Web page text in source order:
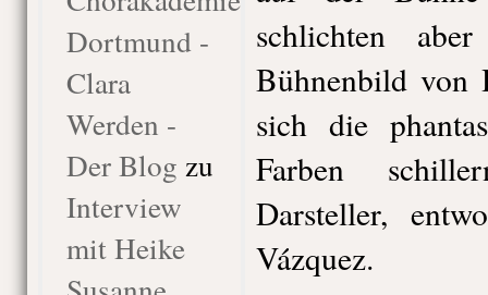
Dortmund -
Clara
Werden -
Der Blog zu
Interview
mit Heike
schlichten
Bühnenbild von
sich die
Farben
Darsteller,
Vázquez.